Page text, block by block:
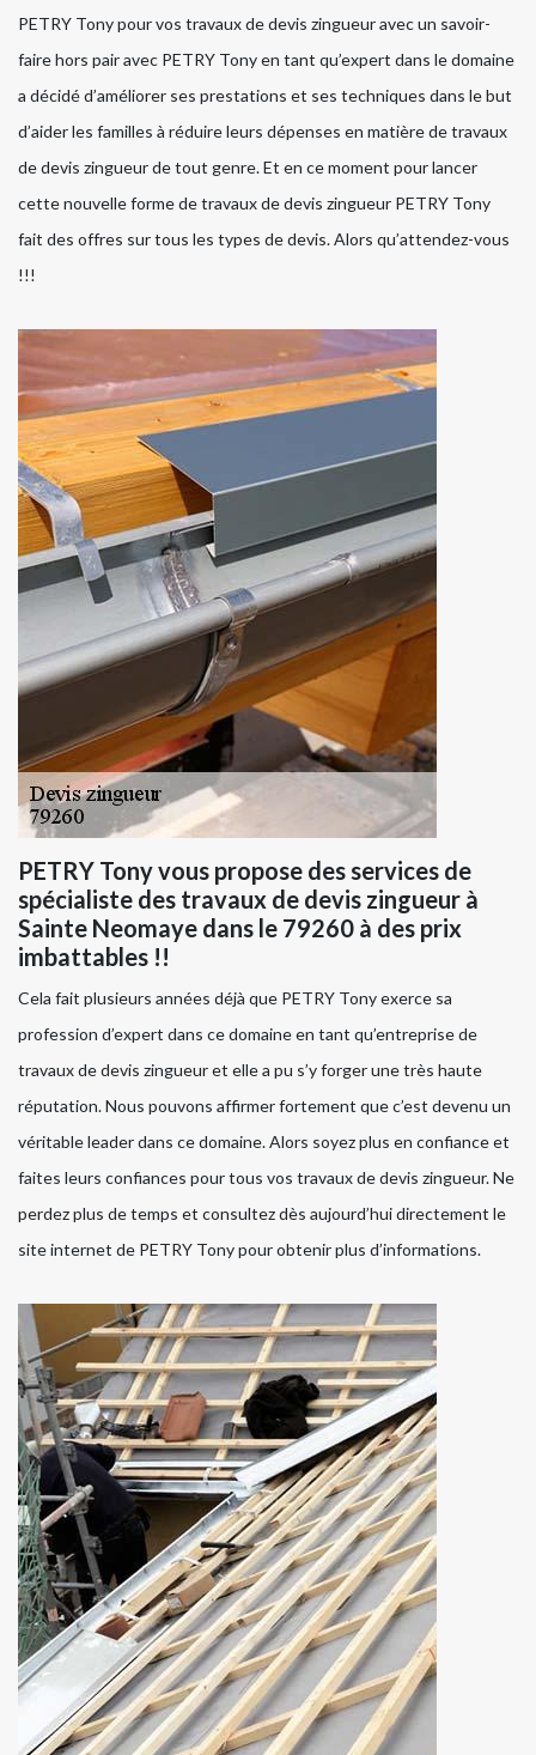
PETRY Tony pour vos travaux de devis zingueur avec un savoir-
faire hors pair avec PETRY Tony en tant qu’expert dans le domaine
a décidé d’améliorer ses prestations et ses techniques dans le but
d’aider les familles à réduire leurs dépenses en matière de travaux
de devis zingueur de tout genre. Et en ce moment pour lancer
cette nouvelle forme de travaux de devis zingueur PETRY Tony
fait des offres sur tous les types de devis. Alors qu’attendez-vous
!!!
PETRY Tony vous propose des services de
spécialiste des travaux de devis zingueur à
Sainte Neomaye dans le 79260 à des prix
imbattables !!
Cela fait plusieurs années déjà que PETRY Tony exerce sa
profession d’expert dans ce domaine en tant qu’entreprise de
travaux de devis zingueur et elle a pu s’y forger une très haute
réputation. Nous pouvons affirmer fortement que c’est devenu un
véritable leader dans ce domaine. Alors soyez plus en confiance et
faites leurs confiances pour tous vos travaux de devis zingueur. Ne
perdez plus de temps et consultez dès aujourd’hui directement le
site internet de PETRY Tony pour obtenir plus d’informations.